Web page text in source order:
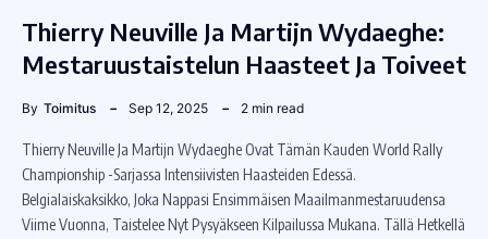
Thierry Neuville Ja Martijn Wydaeghe:
Mestaruustaistelun Haasteet Ja Toiveet
By Toimitus Sep 12, 2025 2 min read
Thierry Neuville Ja Martijn Wydaeghe Ovat Tämän Kauden World Rally
Championship -sarjassa Intensiivisten Haasteiden Edessä.
Belgialaiskaksikko, Joka Nappasi Ensimmäisen Maailmanmestaruudensa
Viime Vuonna, Taistelee Nyt Pysyäkseen Kilpailussa Mukana. Tällä Hetkellä